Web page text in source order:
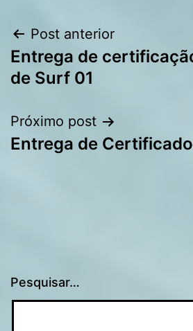
Navegação
de
Post anterior
Entrega de
de Surf 01
Próximo post
Entrega de
Pesquisar…